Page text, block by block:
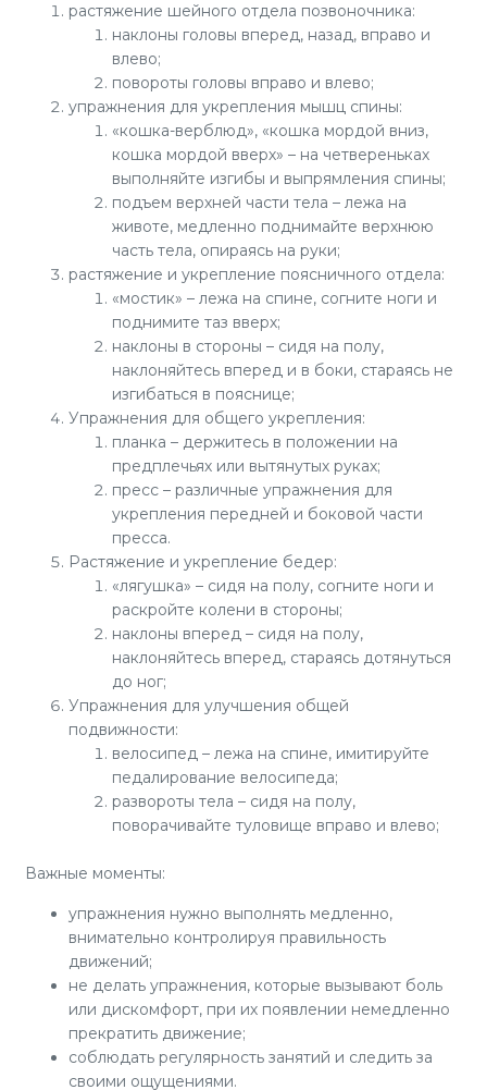
растяжение шейного отдела позвоночника:
наклоны головы вперед, назад, вправо и
влево;
повороты головы вправо и влево;
упражнения для укрепления мышц спины:
«кошка-верблюд», «кошка мордой вниз,
кошка мордой вверх» – на четвереньках
выполняйте изгибы и выпрямления спины;
подъем верхней части тела – лежа на
животе, медленно поднимайте верхнюю
часть тела, опираясь на руки;
растяжение и укрепление поясничного отдела:
«мостик» – лежа на спине, согните ноги и
поднимите таз вверх;
наклоны в стороны – сидя на полу,
наклоняйтесь вперед и в боки, стараясь не
изгибаться в пояснице;
Упражнения для общего укрепления:
планка – держитесь в положении на
предплечьях или вытянутых руках;
пресс – различные упражнения для
укрепления передней и боковой части
пресса.
Растяжение и укрепление бедер:
«лягушка» – сидя на полу, согните ноги и
раскройте колени в стороны;
наклоны вперед – сидя на полу,
наклоняйтесь вперед, стараясь дотянуться
до ног;
Упражнения для улучшения общей
подвижности:
велосипед – лежа на спине, имитируйте
педалирование велосипеда;
развороты тела – сидя на полу,
поворачивайте туловище вправо и влево;
Важные моменты:
упражнения нужно выполнять медленно,
внимательно контролируя правильность
движений;
не делать упражнения, которые вызывают боль
или дискомфорт, при их появлении немедленно
прекратить движение;
соблюдать регулярность занятий и следить за
своими ощущениями.